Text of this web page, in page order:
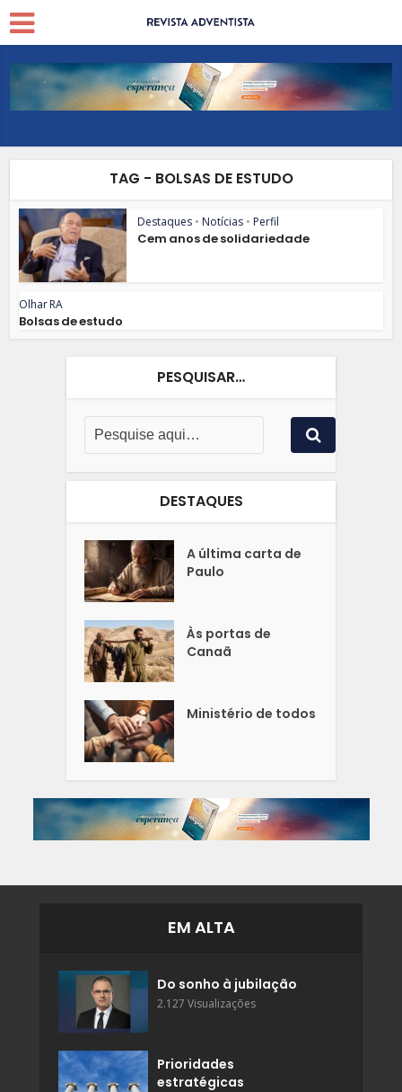
TAG - BOLSAS DE ESTUDO
Destaques • Notícias • Perfil
Cem anos de solidariedade
Olhar RA
Bolsas de estudo
PESQUISAR…
DESTAQUES
A última carta de
Paulo
Às portas de
Canaã
Ministério de todos
EM ALTA
Do sonho à jubilação
2.127 Visualizações
Prioridades
estratégicas